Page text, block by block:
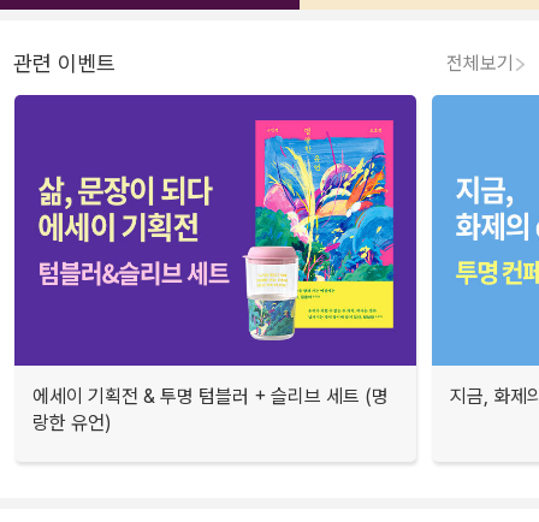
관련 이벤트 전체보기
에세이 기획전 & 투명 텀블러 + 슬리브 세트 (명
랑한 유언)
지금, 화제